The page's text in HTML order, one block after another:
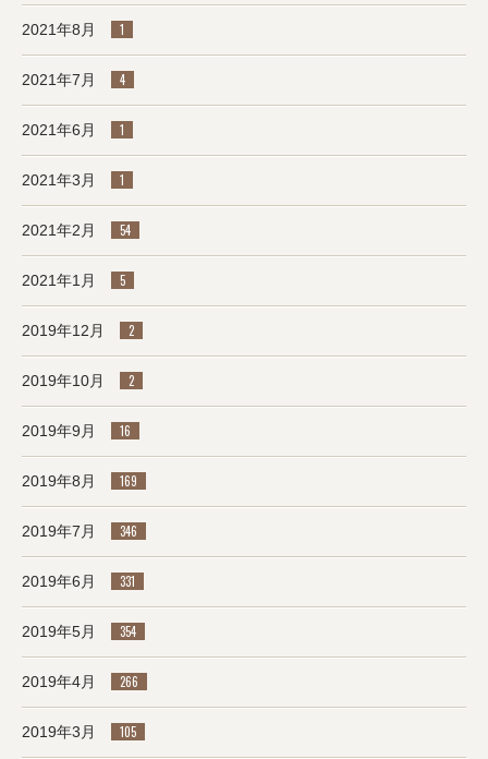
2021年8月 1
2021年7月 4
2021年6月 1
2021年3月 1
2021年2月 54
2021年1月 5
2019年12月 2
2019年10月 2
2019年9月 16
2019年8月 169
2019年7月 346
2019年6月 331
2019年5月 354
2019年4月 266
2019年3月 105